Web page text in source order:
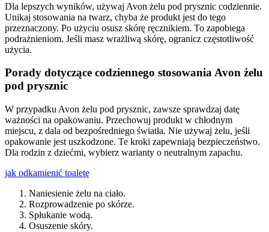
Dla lepszych wyników, używaj Avon żelu pod prysznic codziennie.
Unikaj stosowania na twarz, chyba że produkt jest do tego
przeznaczony. Po użyciu osusz skórę ręcznikiem. To zapobiega
podrażnieniom. Jeśli masz wrażliwą skórę, ogranicz częstotliwość
użycia.
Porady dotyczące codziennego stosowania Avon żelu
pod prysznic
W przypadku Avon żelu pod prysznic, zawsze sprawdzaj datę
ważności na opakowaniu. Przechowuj produkt w chłodnym
miejscu, z dala od bezpośredniego światła. Nie używaj żelu, jeśli
opakowanie jest uszkodzone. Te kroki zapewniają bezpieczeństwo.
Dla rodzin z dziećmi, wybierz warianty o neutralnym zapachu.
jak odkamienić toaletę
Naniesienie żelu na ciało.
Rozprowadzenie po skórze.
Spłukanie wodą.
Osuszenie skóry.